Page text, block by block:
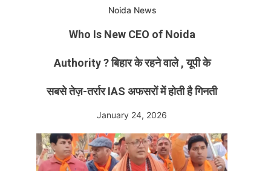
Noida News
Who Is New CEO of Noida
Authority ? बिहार के रहने वाले , यूपी के
सबसे तेज़-तर्रार IAS अफसरों में होती है गिनती
January 24, 2026